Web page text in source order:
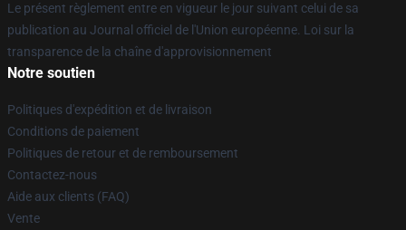
Le présent règlement entre en vigueur le jour suivant celui de sa
publication au Journal officiel de l'Union européenne. Loi sur la
transparence de la chaîne d'approvisionnement
Notre soutien
Politiques d'expédition et de livraison
Conditions de paiement
Politiques de retour et de remboursement
Contactez-nous
Aide aux clients (FAQ)
Vente